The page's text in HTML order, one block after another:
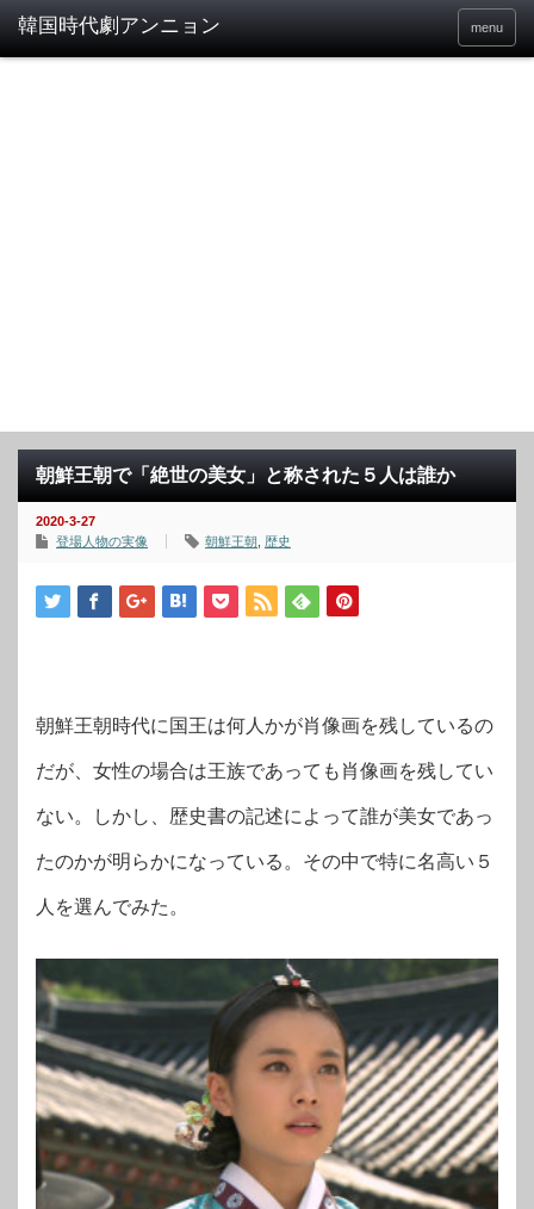
menu
朝鮮王朝で「絶世の美女」と称された５人は誰か
2020-3-27
登場人物の実像
朝鮮王朝 歴史
朝鮮王朝時代に国王は何人かが肖像画を残しているの
だが、女性の場合は王族であっても肖像画を残してい
ない。しかし、歴史書の記述によって誰が美女であっ
たのかが明らかになっている。その中で特に名高い５
人を選んでみた。